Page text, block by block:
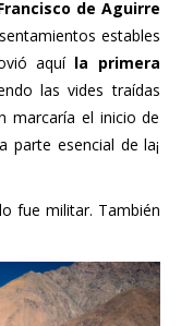
aquí
la primera
las vides traídas
marcaría el inicio de
esencial de la¡
fue militar. También